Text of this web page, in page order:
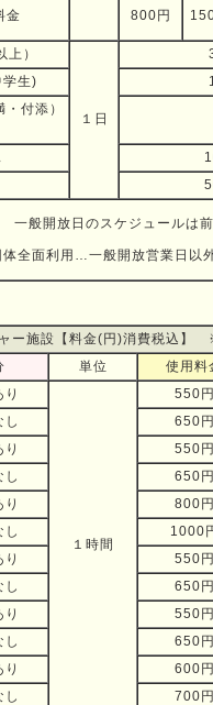
金 800円
上）
１日
生)
付添）
般開放日のスケジュールは前
体全面利用…一般開放営業日以
ー施設【料金(円)消費税込】
単位 使用料
１時間
550円
し 650円
550円
し
650円
800円
し
1000
550円
し
650円
550円
し
650円
600円
し
700円